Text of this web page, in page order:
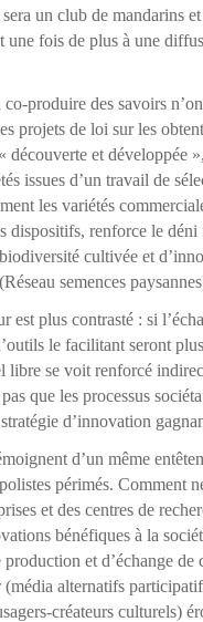
un club de mandarins
une fois de plus à une
produire des savoirs
projets de loi sur les
découverte et développée
issues d’un travail de
les variétés
dispositifs, renforce le
cultivée et
semences
est plus contrasté : si
le facilitant seront
se voit renforcé
que les processus
d’innovation
d’un même
périmés. Comment
et des centres de
bénéfiques à la
et d’échange de
alternatifs
créateurs culturels)